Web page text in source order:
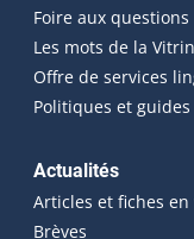
Foire aux questions
Les mots de la
Offre de services
Politiques et guides
Actualités
Articles et fiches
Brèves